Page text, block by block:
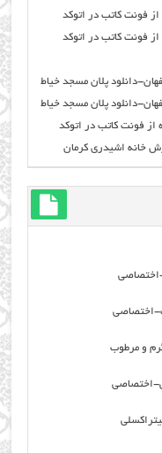
از فونت کاتب در اتوکد
از فونت کاتب در اتوکد
دانلود پلان مسجد خیاط
دانلود پلان مسجد خیاط
از فونت کاتب در اتوکد
خانه اشیدری کرمان
اختصاصی
اختصاصی
و مرطوب
اختصاصی